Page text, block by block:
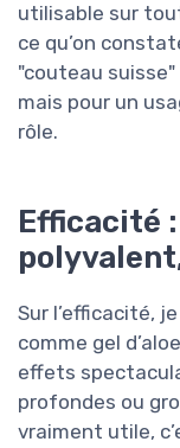
utilisable sur
ce qu’on
"couteau
mais pour un
rôle.
Efficacité :
Sur l’efficacité,
comme gel
effets
profondes ou
vraiment utile,